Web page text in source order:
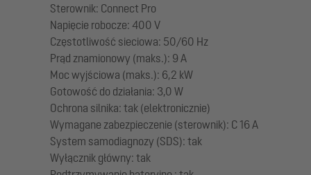
Sterownik: Connect Pro
Napięcie robocze: 400 V
Częstotliwość sieciowa: 50/60 Hz
Prąd znamionowy (maks.): 9 A
Moc wyjściowa (maks.): 6,2 kW
Gotowość do działania: 3,0 W
Ochrona silnika: tak (elektronicznie)
Wymagane zabezpieczenie (sterownik): C 16 A
System samodiagnozy (SDS): tak
Wyłącznik główny: tak